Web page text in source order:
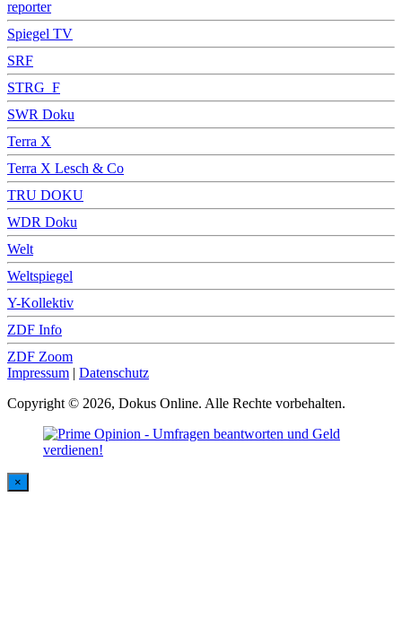
reporter
Spiegel TV
SRF
STRG_F
SWR Doku
Terra X
Terra X Lesch & Co
TRU DOKU
WDR Doku
Welt
Weltspiegel
Y-Kollektiv
ZDF Info
ZDF Zoom
Impressum | Datenschutz
Copyright © 2026, Dokus Online. Alle Rechte vorbehalten.
×